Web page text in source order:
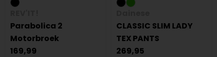
Parabolica 2
Motorbroek
169,99
CLASSIC SLIM LADY
TEX PANTS
269,95